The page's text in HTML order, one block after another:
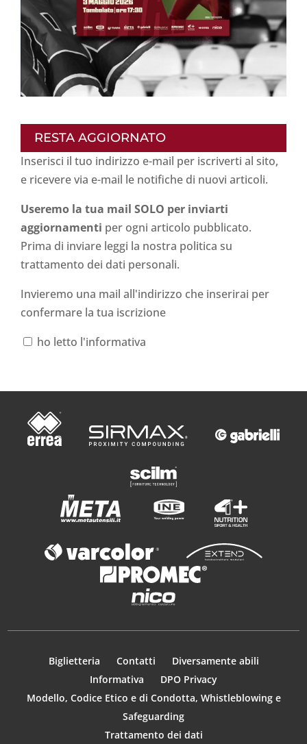
RESTA AGGIORNATO
Inserisci il tuo indirizzo e-mail per iscriverti al sito,
e ricevere via e-mail le notifiche di nuovi articoli.
Useremo la tua mail SOLO per inviarti
aggiornamenti per ogni articolo pubblicato.
Prima di inviare leggi la nostra politica su
trattamento dei dati personali.
Invieremo una mail all'indirizzo che inserirai per
confermare la tua iscrizione
ho letto l'informativa
Biglietteria Contatti
Diversamente abili
Informativa
DPO Privacy
Modello, Codice Etico e di Condotta, Whistleblowing e
Safeguarding
Trattamento dei dati